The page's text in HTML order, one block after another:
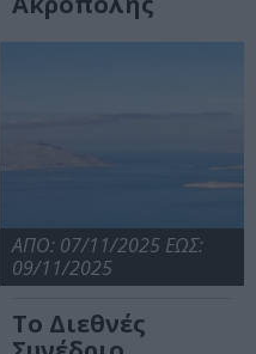
ΑΠΟ: 07/11/2025 ΕΩΣ:
09/11/2025
Το Διεθνές